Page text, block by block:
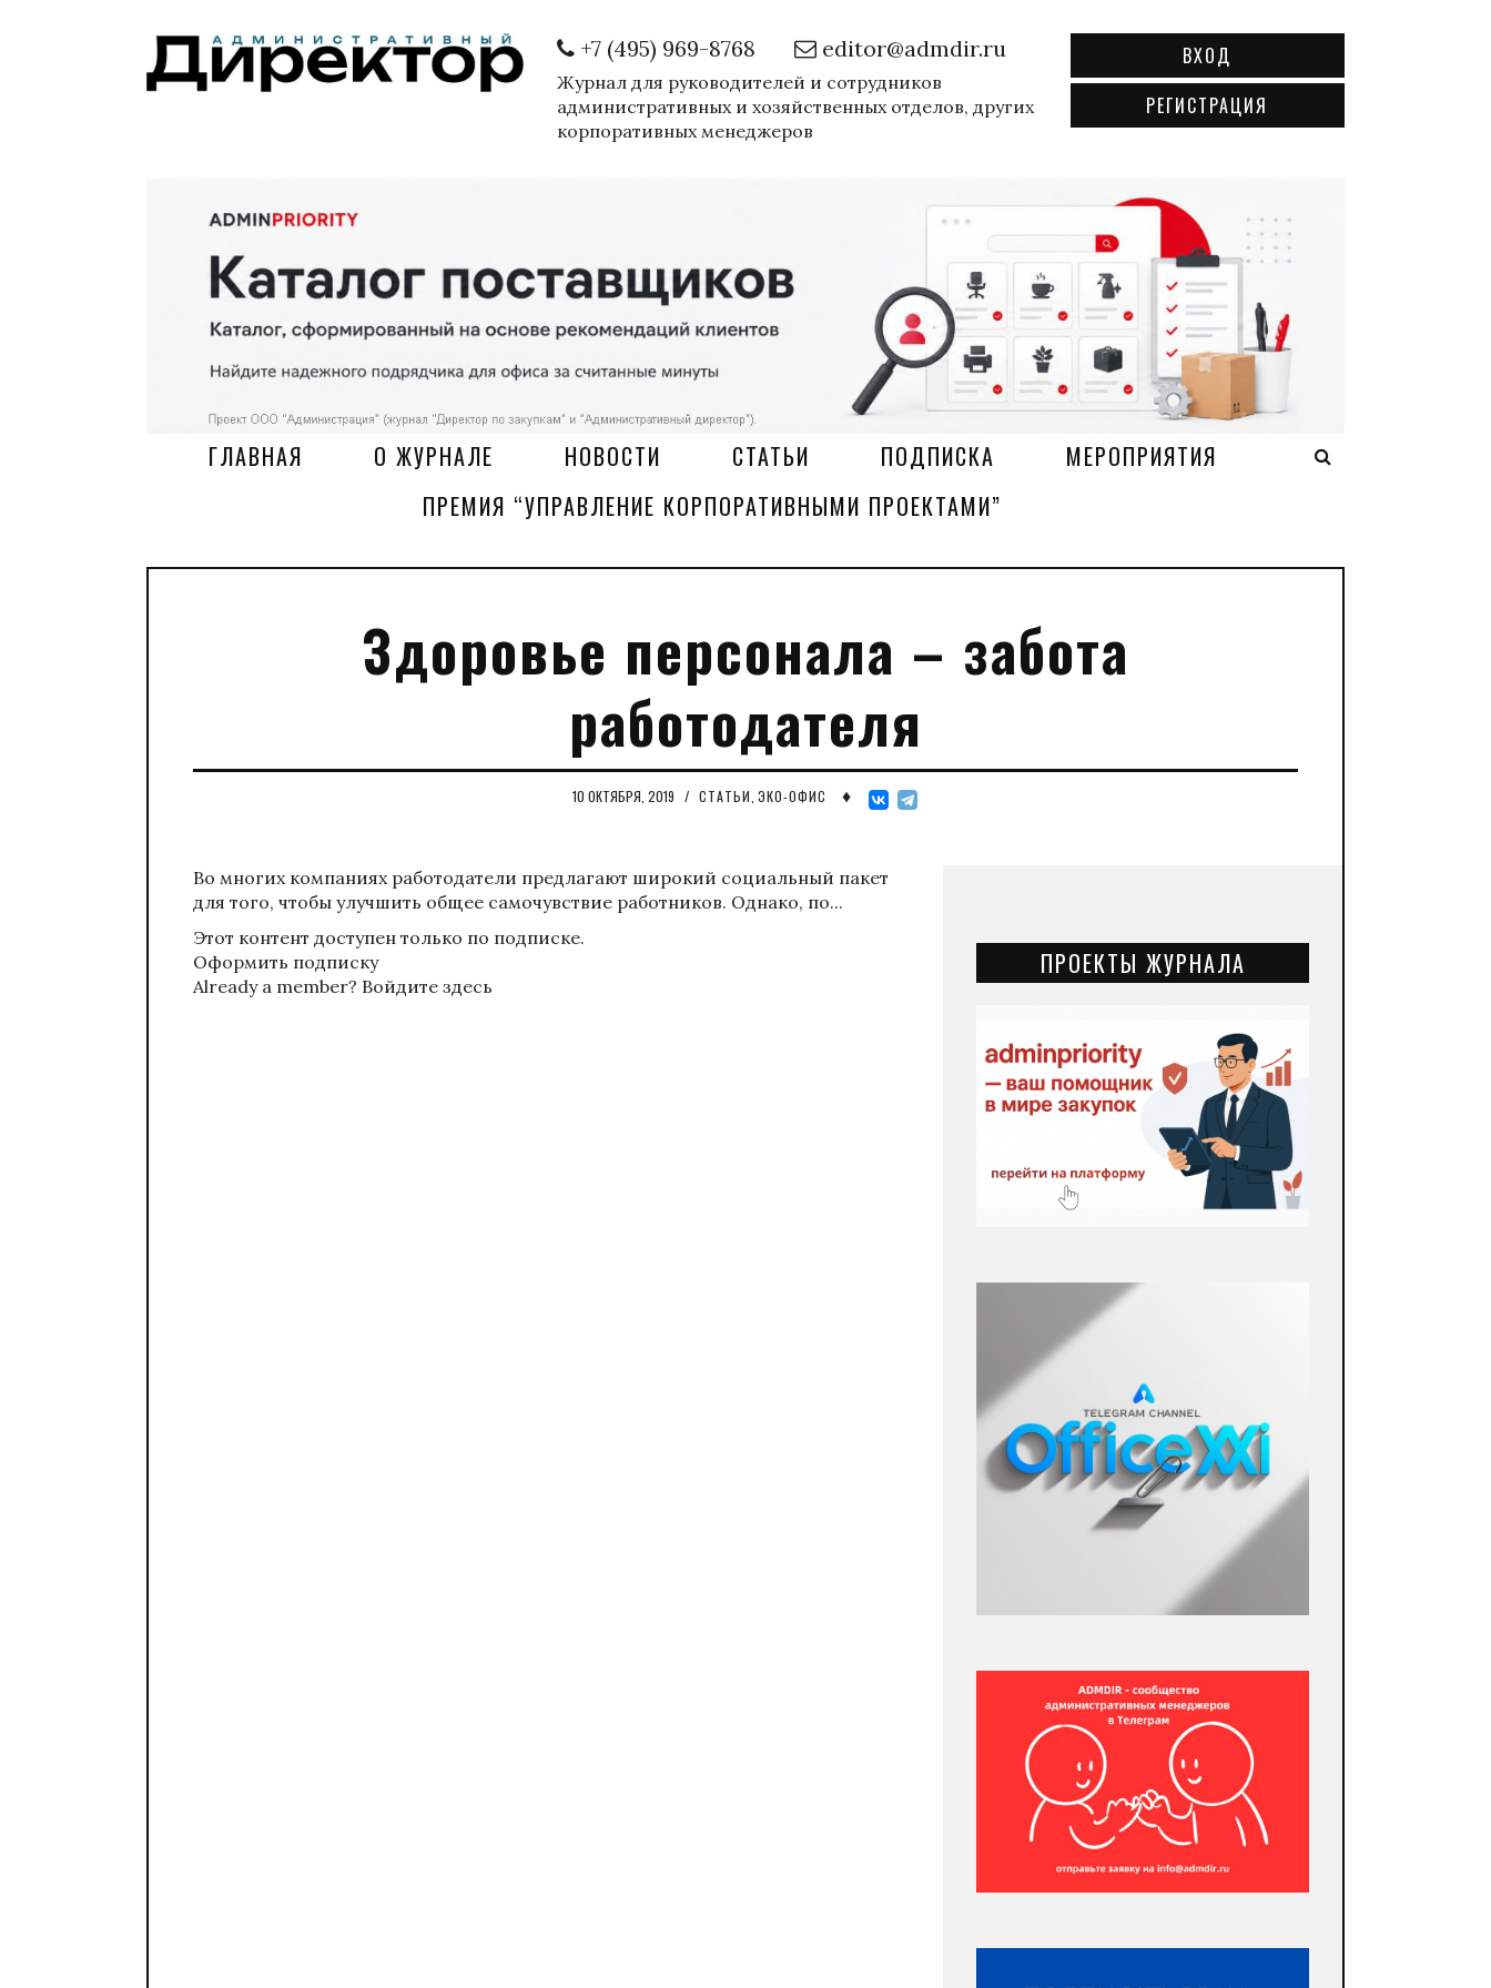
+7 (495) 969-8768 editor@admdir.ru
Журнал для руководителей и сотрудников
административных и хозяйственных отделов, других
корпоративных менеджеров
ВХОД
РЕГИСТРАЦИЯ
ГЛАВНАЯ О ЖУРНАЛЕ НОВОСТИ СТАТЬИ ПОДПИСКА
МЕРОПРИЯТИЯ
ПРЕМИЯ “УПРАВЛЕНИЕ КОРПОРАТИВНЫМИ ПРОЕКТАМИ”
Здоровье персонала – забота
работодателя
10 ОКТЯБРЯ, 2019 / СТАТЬИ ЭКО-ОФИС ♦
Во многих компаниях работодатели предлагают широкий социальный пакет
для того, чтобы улучшить общее самочувствие работников. Однако, по...
Этот контент доступен только по подписке.
Оформить подписку
Already a member? Войдите здесь
ПРОЕКТЫ ЖУРНАЛА